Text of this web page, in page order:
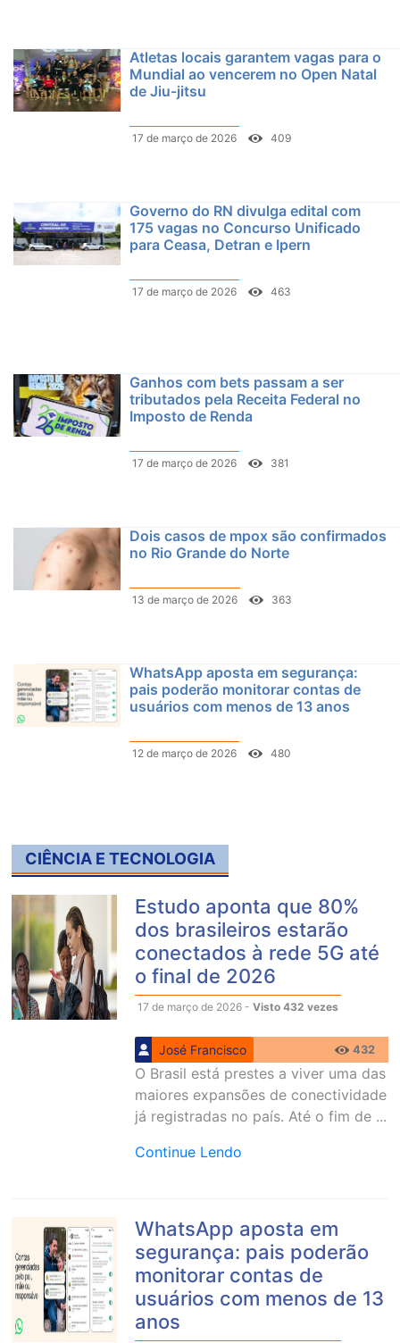
Atletas locais garantem vagas para o
Mundial ao vencerem no Open Natal
de Jiu-jitsu
17 de março de 2026 409
Governo do RN divulga edital com
175 vagas no Concurso Unificado
para Ceasa, Detran e Ipern
17 de março de 2026 463
Ganhos com bets passam a ser
tributados pela Receita Federal no
Imposto de Renda
17 de março de 2026 381
Dois casos de mpox são confirmados
no Rio Grande do Norte
13 de março de 2026 363
WhatsApp aposta em segurança:
pais poderão monitorar contas de
usuários com menos de 13 anos
12 de março de 2026 480
CIÊNCIA E TECNOLOGIA
Estudo aponta que 80%
dos brasileiros estarão
conectados à rede 5G até
o final de 2026
17 de março de 2026 -Visto 432 vezes
José Francisco 432
O Brasil está prestes a viver uma das
maiores expansões de conectividade
já registradas no país. Até o fim de ...
Continue Lendo
WhatsApp aposta em
segurança: pais poderão
monitorar contas de
usuários com menos de 13
anos